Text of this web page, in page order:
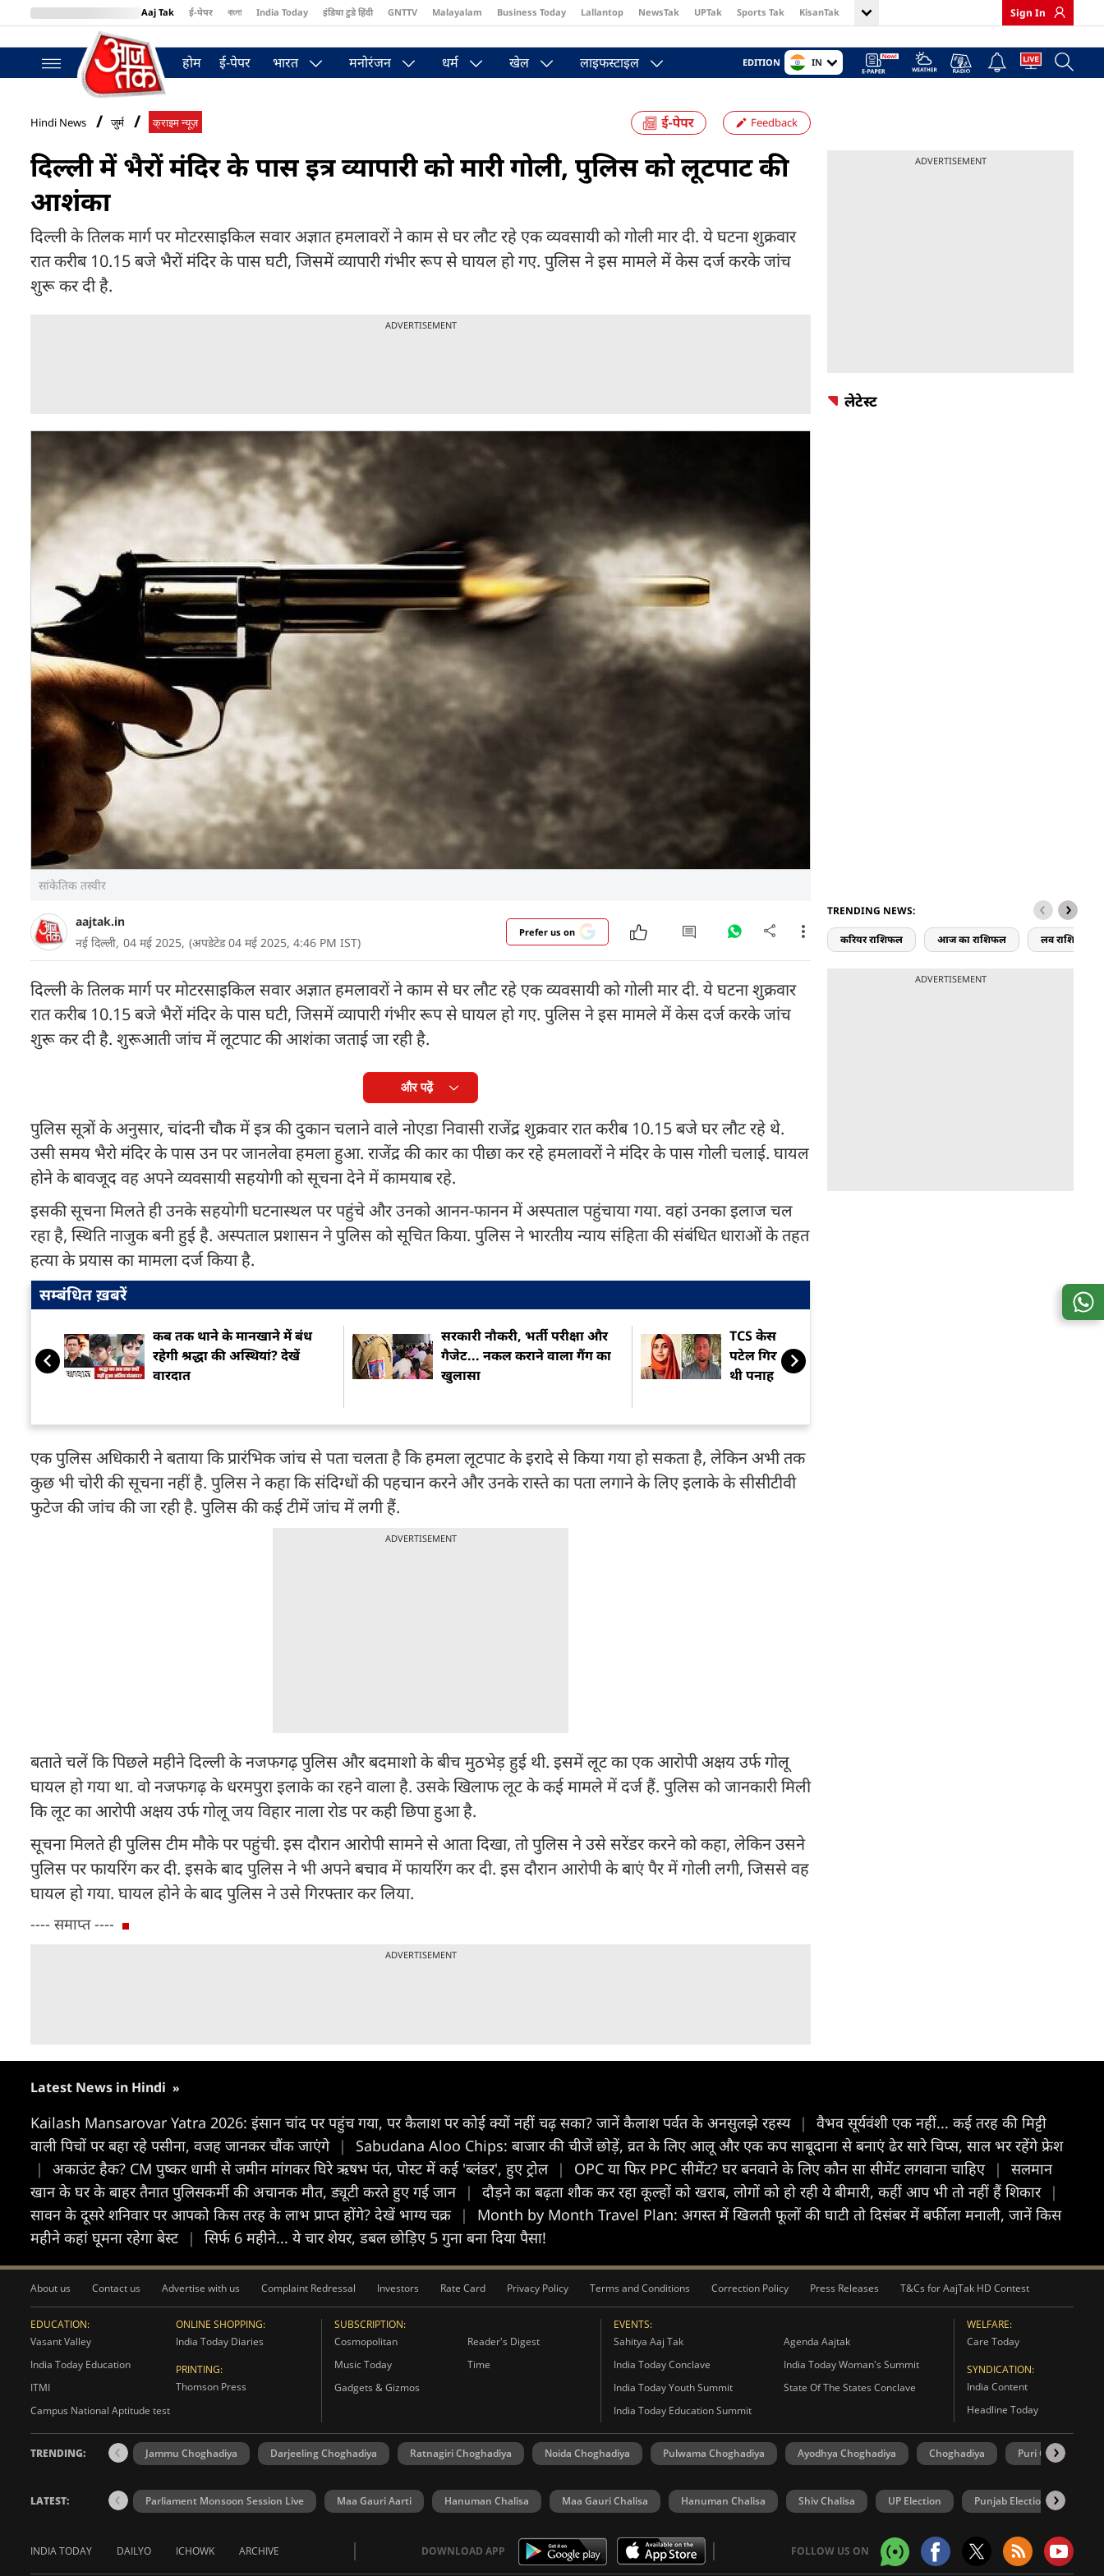
Aaj Tak ई-पेपर বাংলা India Today इंडिया टुडे हिंदी GNTTV Malayalam Business Today Lallantop NewsTak UPTak Sports Tak KisanTak
BT Bazaar
Sign In
होम ई-पेपर भारत मनोरंजन धर्म खेल लाइफस्टाइल EDITION IN
Hindi News जुर्म क्राइम न्यूज़ Feedback
दिल्ली में भैरों मंदिर के पास इत्र व्यापारी को मारी गोली, पुलिस को लूटपाट की
आशंका
दिल्ली के तिलक मार्ग पर मोटरसाइकिल सवार अज्ञात हमलावरों ने काम से घर लौट रहे एक व्यवसायी को गोली मार दी. ये घटना शुक्रवार
रात करीब 10.15 बजे भैरों मंदिर के पास घटी, जिसमें व्यापारी गंभीर रूप से घायल हो गए. पुलिस ने इस मामले में केस दर्ज करके जांच
शुरू कर दी है.
ADVERTISEMENT
सांकेतिक तस्वीर
aajtak.in
नई दिल्ली, 04 मई 2025, (अपडेटेड 04 मई 2025, 4:46 PM IST)
Prefer us on
दिल्ली के तिलक मार्ग पर मोटरसाइकिल सवार अज्ञात हमलावरों ने काम से घर लौट रहे एक व्यवसायी को गोली मार दी. ये घटना शुक्रवार
रात करीब 10.15 बजे भैरों मंदिर के पास घटी, जिसमें व्यापारी गंभीर रूप से घायल हो गए. पुलिस ने इस मामले में केस दर्ज करके जांच
शुरू कर दी है. शुरूआती जांच में लूटपाट की आशंका जताई जा रही है.
और पढ़ें
पुलिस सूत्रों के अनुसार, चांदनी चौक में इत्र की दुकान चलाने वाले नोएडा निवासी राजेंद्र शुक्रवार रात करीब 10.15 बजे घर लौट रहे थे.
उसी समय भैरो मंदिर के पास उन पर जानलेवा हमला हुआ. राजेंद्र की कार का पीछा कर रहे हमलावरों ने मंदिर के पास गोली चलाई. घायल
होने के बावजूद वह अपने व्यवसायी सहयोगी को सूचना देने में कामयाब रहे.
इसकी सूचना मिलते ही उनके सहयोगी घटनास्थल पर पहुंचे और उनको आनन-फानन में अस्पताल पहुंचाया गया. वहां उनका इलाज चल
रहा है, स्थिति नाजुक बनी हुई है. अस्पताल प्रशासन ने पुलिस को सूचित किया. पुलिस ने भारतीय न्याय संहिता की संबंधित धाराओं के तहत
हत्या के प्रयास का मामला दर्ज किया है.
सम्बंधित ख़बरें
कब तक थाने के मानखाने में बंध
रहेगी श्रद्धा की अस्थियां? देखें
वारदात
सरकारी नौकरी, भर्ती परीक्षा और
गैजेट... नकल कराने वाला गैंग का
खुलासा
TCS केस: AIMIM पार्षद मतीन
पटेल गिरफ्तार, निदा खान को दी
थी पनाह
एक पुलिस अधिकारी ने बताया कि प्रारंभिक जांच से पता चलता है कि हमला लूटपाट के इरादे से किया गया हो सकता है, लेकिन अभी तक
कुछ भी चोरी की सूचना नहीं है. पुलिस ने कहा कि संदिग्धों की पहचान करने और उनके रास्ते का पता लगाने के लिए इलाके के सीसीटीवी
फुटेज की जांच की जा रही है. पुलिस की कई टीमें जांच में लगी हैं.
ADVERTISEMENT
बताते चलें कि पिछले महीने दिल्ली के नजफगढ़ पुलिस और बदमाशो के बीच मुठभेड़ हुई थी. इसमें लूट का एक आरोपी अक्षय उर्फ गोलू
घायल हो गया था. वो नजफगढ़ के धरमपुरा इलाके का रहने वाला है. उसके खिलाफ लूट के कई मामले में दर्ज हैं. पुलिस को जानकारी मिली
कि लूट का आरोपी अक्षय उर्फ गोलू जय विहार नाला रोड पर कही छिपा हुआ है.
सूचना मिलते ही पुलिस टीम मौके पर पहुंची. इस दौरान आरोपी सामने से आता दिखा, तो पुलिस ने उसे सरेंडर करने को कहा, लेकिन उसने
पुलिस पर फायरिंग कर दी. इसके बाद पुलिस ने भी अपने बचाव में फायरिंग कर दी. इस दौरान आरोपी के बाएं पैर में गोली लगी, जिससे वह
घायल हो गया. घायल होने के बाद पुलिस ने उसे गिरफ्तार कर लिया.
---- समाप्त ----
ADVERTISEMENT
ADVERTISEMENT
लेटेस्ट
TRENDING NEWS:
करियर राशिफल आज का राशिफल लव राशिफल
ADVERTISEMENT
Latest News in Hindi »
Kailash Mansarovar Yatra 2026: इंसान चांद पर पहुंच गया, पर कैलाश पर कोई क्यों नहीं चढ़ सका? जानें कैलाश पर्वत के अनसुलझे रहस्य |
वैभव सूर्यवंशी एक नहीं... कई तरह की मिट्टी
वाली पिचों पर बहा रहे पसीना, वजह जानकर चौंक जाएंगे |
Sabudana Aloo Chips: बाजार की चीजें छोड़ें, व्रत के लिए आलू और एक कप साबूदाना से बनाएं ढेर सारे चिप्स, साल भर रहेंगे फ्रेश
|
अकाउंट हैक? CM पुष्कर धामी से जमीन मांगकर घिरे ऋषभ पंत, पोस्ट में कई 'ब्लंडर', हुए ट्रोल | OPC या फिर PPC सीमेंट? घर बनवाने के लिए कौन सा सीमेंट लगवाना चाहिए |
सलमान
खान के घर के बाहर तैनात पुलिसकर्मी की अचानक मौत, ड्यूटी करते हुए गई जान | दौड़ने का बढ़ता शौक कर रहा कूल्हों को खराब, लोगों को हो रही ये बीमारी, कहीं आप भी तो नहीं हैं शिकार |
सावन के दूसरे शनिवार पर आपको किस तरह के लाभ प्राप्त होंगे? देखें भाग्य चक्र
|
Month by Month Travel Plan: अगस्त में खिलती फूलों की घाटी तो दिसंबर में बर्फीला मनाली, जानें किस
महीने कहां घूमना रहेगा बेस्ट | सिर्फ 6 महीने... ये चार शेयर, डबल छोड़‍िए 5 गुना बना दिया पैसा!
About us Contact us Advertise with us Complaint Redressal Investors Rate Card Privacy Policy Terms and Conditions Correction Policy Press Releases T&Cs for AajTak HD Contest
EDUCATION:
Vasant Valley
India Today Education
ITMI
Campus National Aptitude test
ONLINE SHOPPING:
India Today Diaries
PRINTING:
Thomson Press
SUBSCRIPTION:
Cosmopolitan
Reader's Digest
Music Today
Time
Gadgets & Gizmos
EVENTS:
Sahitya Aaj Tak
Agenda Aajtak
India Today Conclave
India Today Woman's Summit
India Today Youth Summit
State Of The States Conclave
India Today Education Summit
WELFARE:
Care Today
SYNDICATION:
India Content
Headline Today
TRENDING: Jammu Choghadiya Darjeeling Choghadiya Ratnagiri Choghadiya Noida Choghadiya Pulwama Choghadiya Ayodhya Choghadiya Choghadiya Puri Choghadiya
LATEST: Parliament Monsoon Session Live Maa Gauri Aarti Hanuman Chalisa Maa Gauri Chalisa Hanuman Chalisa Shiv Chalisa UP Election Punjab Election
INDIA TODAY DAILYO ICHOWK ARCHIVE DOWNLOAD APP FOLLOW US ON